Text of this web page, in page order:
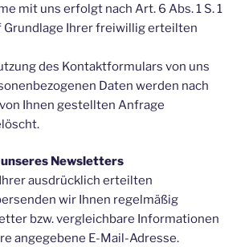
mit uns erfolgt nach Art. 6 Abs. 1 S. 1
Grundlage Ihrer freiwillig erteilten
des Kontaktformulars von uns
Daten werden nach
Ihnen gestellten Anfrage
Newsletters
ausdrücklich erteilten
wir Ihnen regelmäßig
bzw. vergleichbare Informationen
angegebene E-Mail-Adresse.